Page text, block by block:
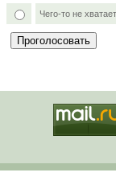
Чего-то не